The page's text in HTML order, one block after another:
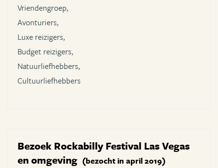
Vriendengroep,
Avonturiers,
Luxe reizigers,
Budget reizigers,
Natuurliefhebbers,
Cultuurliefhebbers
Bezoek Rockabilly Festival Las Vegas
en omgeving (bezocht in april 2019)